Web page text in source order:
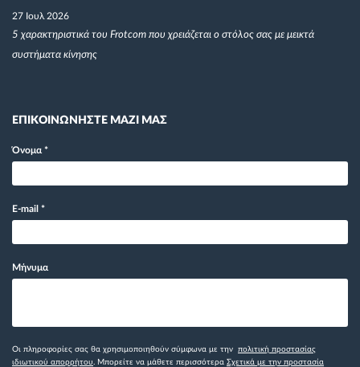
27 Ιουλ 2026
5 χαρακτηριστικά του Frotcom που χρειάζεται ο στόλος σας με μεικτά
συστήματα κίνησης
ΕΠΙΚΟΙΝΩΝΗΣΤΕ ΜΑΖΙ ΜΑΣ
Όνομα *
E-mail *
Μήνυμα
Οι πληροφορίες σας θα χρησιμοποιηθούν σύμφωνα με την πολιτική προστασίας
ιδιωτικού απορρήτου . Μπορείτε να μάθετε περισσότερα Σχετικά με την προστασία